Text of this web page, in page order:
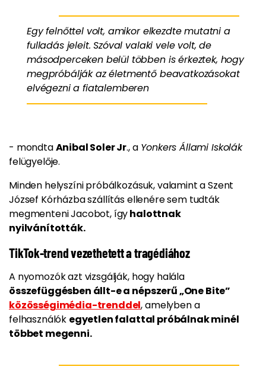
Egy felnőttel volt, amikor elkezdte mutatni a
fulladás jeleit. Szóval valaki vele volt, de
másodperceken belül többen is érkeztek, hogy
megpróbálják az életmentő beavatkozásokat
elvégezni a fiatalemberen
- mondtaAnibal Soler Jr., aYonkers Állami Iskolák
felügyelője.
Minden helyszíni próbálkozásuk, valamint a Szent
József Kórházba szállítás ellenére sem tudták
megmenteni Jacobot, ígyhalottnak
nyilvánították.
TikTok-trend vezethetett a tragédiához
A nyomozók azt vizsgálják, hogy halála
összefüggésben állt-e a népszerű „One Bite”
közösségimédia-trenddel, amelyben a
felhasználók egyetlen falattal próbálnak minél
többet megenni.